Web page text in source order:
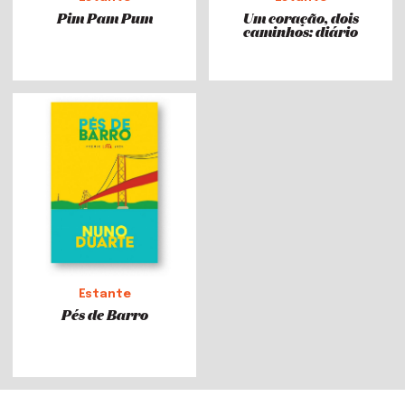
Pim Pam Pum Um coração, dois
caminhos: diário
Estante
Pés de Barro